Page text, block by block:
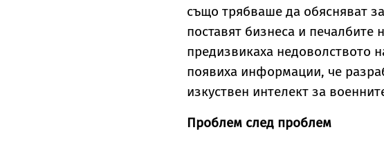
също трябваше да обясняват
поставят бизнеса и
предизвикаха недоволството
появиха информации, че
изкуствен интелект за
Проблем след проблем